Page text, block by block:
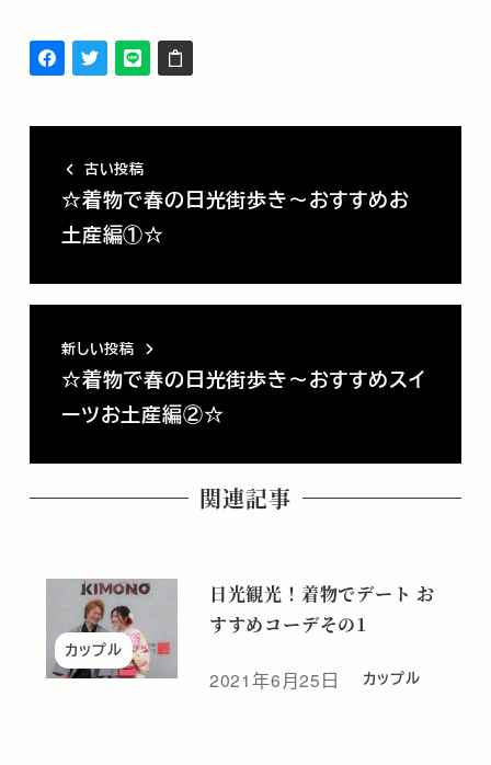
古い投稿
☆着物で春の日光街歩き～おすすめお
土産編①☆
新しい投稿
☆着物で春の日光街歩き～おすすめスイ
ーツお土産編②☆
関連記事
カップル
日光観光！着物でデート お
すすめコーデその1
投稿日
2021年6月25日 カップル